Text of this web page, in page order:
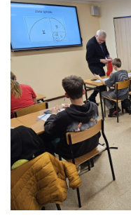
Zajęcia pozalekcyjne
Aplikacje szkolne
Biblioteka szkolna
Dokumenty szkolne
Dyżury Szkolne
Dziennik elektroniczny
Obiady
Rekrutacja SP
O nas
Regulamin rekrutacji do SP
Potrzebne dokumenty